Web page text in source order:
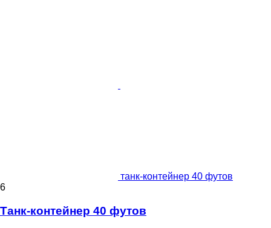
танк-контейнер 40 футов
6
Танк-контейнер 40 футов